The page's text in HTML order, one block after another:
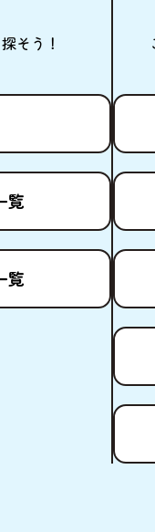
探そう！
覧
覧